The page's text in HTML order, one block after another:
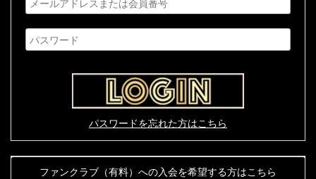
パスワードを忘れた方はこちら
ファンクラブ（有料）への入会を希望する方はこちら